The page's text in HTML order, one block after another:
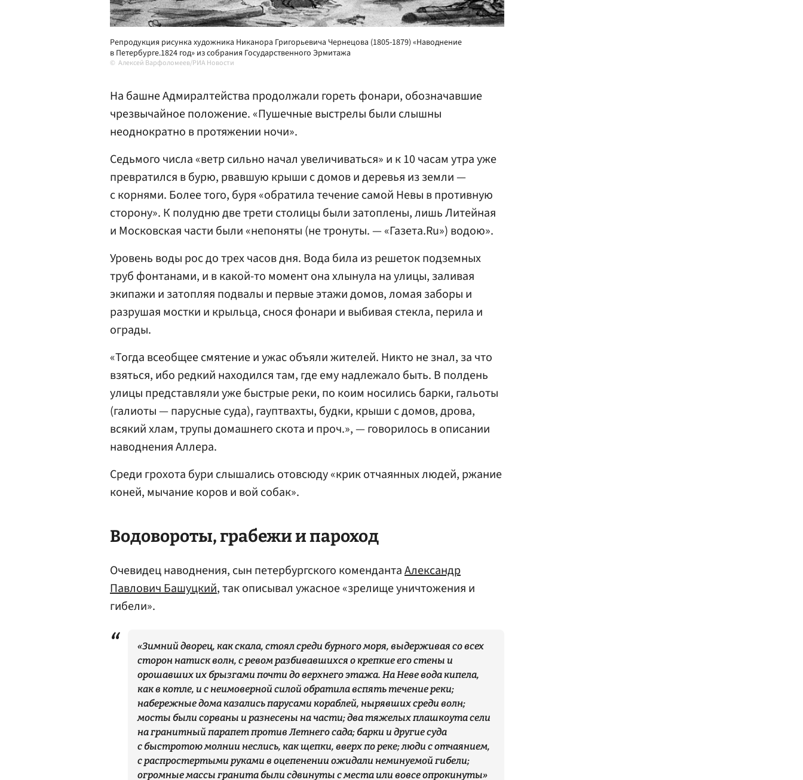
Репродукция рисунка художника Никанора Григорьевича Чернецова (1805-1879) «Наводнение
в Петербурге.1824 год» из собрания Государственного Эрмитажа
Алексей Варфоломеев/РИА Новости
На башне Адмиралтейства продолжали гореть фонари, обозначавшие
чрезвычайное положение. «Пушечные выстрелы были слышны
неоднократно в протяжении ночи».
Седьмого числа «ветр сильно начал увеличиваться» и к 10 часам утра уже
превратился в бурю, рвавшую крыши с домов и деревья из земли —
с корнями. Более того, буря «обратила течение самой Невы в противную
сторону». К полудню две трети столицы были затоплены, лишь Литейная
и Московская части были «непоняты (не тронуты. — «Газета.Ru») водою».
Уровень воды рос до трех часов дня. Вода била из решеток подземных
труб фонтанами, и в какой-то момент она хлынула на улицы, заливая
экипажи и затопляя подвалы и первые этажи домов, ломая заборы и
разрушая мостки и крыльца, снося фонари и выбивая стекла, перила и
ограды.
«Тогда всеобщее смятение и ужас объяли жителей. Никто не знал, за что
взяться, ибо редкий находился там, где ему надлежало быть. В полдень
улицы представляли уже быстрые реки, по коим носились барки, гальоты
(галиоты — парусные суда), гауптвахты, будки, крыши с домов, дрова,
всякий хлам, трупы домашнего скота и проч.», — говорилось в описании
наводнения Аллера.
Среди грохота бури слышались отовсюду «крик отчаянных людей, ржание
коней, мычание коров и вой собак».
Водовороты, грабежи и пароход
Очевидец наводнения, сын петербургского комендантаАлександр
Павлович Башуцкий, так описывал ужасное «зрелище уничтожения и
гибели».
«Зимний дворец, как скала, стоял среди бурного моря, выдерживая со всех
сторон натиск волн, с ревом разбивавшихся о крепкие его стены и
орошавших их брызгами почти до верхнего этажа. На Неве вода кипела,
как в котле, и с неимоверной силой обратила вспять течение реки;
набережные дома казались парусами кораблей, нырявших среди волн;
мосты были сорваны и разнесены на части; два тяжелых плашкоута сели
на гранитный парапет против Летнего сада; барки и другие суда
с быстротою молнии неслись, как щепки, вверх по реке; люди с отчаянием,
с распростертыми руками в оцепенении ожидали неминуемой гибели;
огромные массы гранита были сдвинуты с места или вовсе опрокинуты»